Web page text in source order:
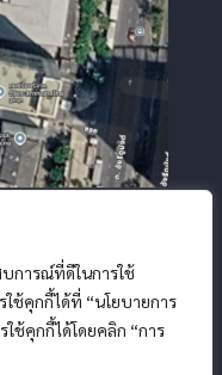
การณ์ที่ดีในการใช้
ใช้คุกกี้ได้ที่ “นโยบายการ
ช้คุกกี้ได้โดยคลิก “การ